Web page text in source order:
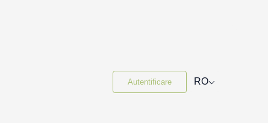
Autentificare RO⌵